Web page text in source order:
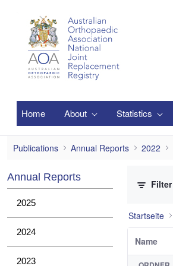
Home About Statistics
Prostheses Investigations
Publications Annual Reports 2022
Annual Reports
2025
2024
2023
Filter
Startseite
Name